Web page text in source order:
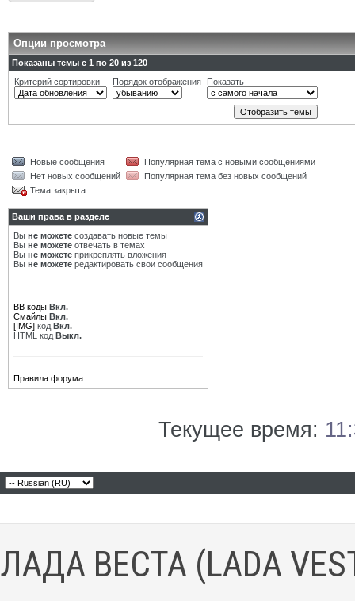
Опции просмотра
Показаны темы с 1 по 20 из 120
Критерий сортировки
Порядок отображения Показать
Новые сообщения
Популярная тема с новыми сообщениями
Нет новых сообщений
Популярная тема без новых сообщений
Тема закрыта
Ваши права в разделе
Вы не можете создавать новые темы
Вы не можете отвечать в темах
Вы не можете прикреплять вложения
Вы не можете редактировать свои сообщения
BB коды Вкл.
Смайлы Вкл.
[IMG] код Вкл.
HTML код Выкл.
Правила форума
Текущее время:
ЛАДА ВЕСТА (LADA